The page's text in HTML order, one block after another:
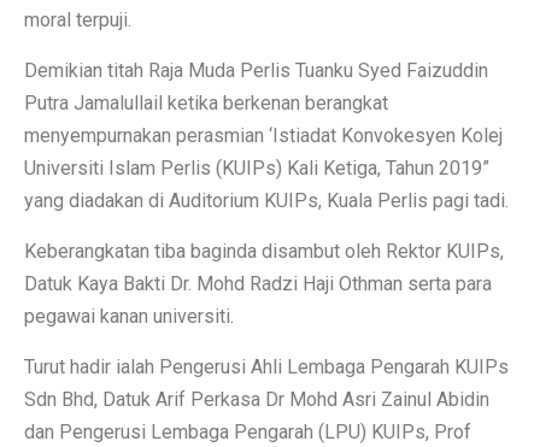
moral terpuji.
Demikian titah Raja Muda Perlis Tuanku Syed Faizuddin
Putra Jamalullail ketika berkenan berangkat
menyempurnakan perasmian ‘Istiadat Konvokesyen Kolej
Universiti Islam Perlis (KUIPs) Kali Ketiga, Tahun 2019”
yang diadakan di Auditorium KUIPs, Kuala Perlis pagi tadi.
Keberangkatan tiba baginda disambut oleh Rektor KUIPs,
Datuk Kaya Bakti Dr. Mohd Radzi Haji Othman serta para
pegawai kanan universiti.
Turut hadir ialah Pengerusi Ahli Lembaga Pengarah KUIPs
Sdn Bhd, Datuk Arif Perkasa Dr Mohd Asri Zainul Abidin
dan Pengerusi Lembaga Pengarah (LPU) KUIPs, Prof